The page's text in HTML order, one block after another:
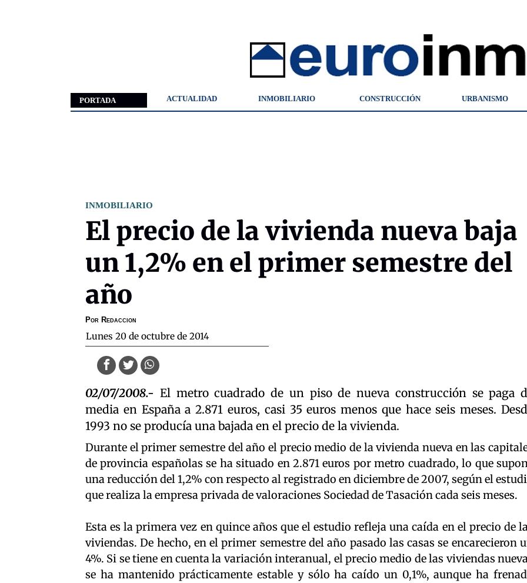
PORTADA ACTUALIDAD INMOBILIARIO CONSTRUCCIÓN URBANISMO
INMOBILIARIO
El precio de la vivienda nueva baja
un 1,2% en el primer semestre del
año
Por Redaccion
lunes 20 de octubre de 2014
02/07/2008.- El metro cuadrado de un piso de nueva construcción se paga
media en España a 2.871 euros, casi 35 euros menos que hace seis meses.
1993 no se producía una bajada en el precio de la vivienda.
Durante el primer semestre del año el precio medio de la vivienda nueva en las
de provincia españolas se ha situado en 2.871 euros por metro cuadrado, lo que
una reducción del 1,2% con respecto al registrado en diciembre de 2007, según el
que realiza la empresa privada de valoraciones Sociedad de Tasación cada seis meses.
Esta es la primera vez en quince años que el estudio refleja una caída en el precio de
viviendas. De hecho, en el primer semestre del año pasado las casas se encarecieron
4%. Si se tiene en cuenta la variación interanual, el precio medio de las viviendas
se ha mantenido prácticamente estable y sólo ha caído un 0,1%, aunque ha